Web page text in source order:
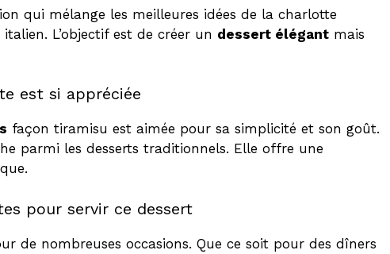
qui mélange les meilleures idées de la charlotte
L’objectif est de créer un dessert élégant mais
est si appréciée
façon tiramisu est aimée pour sa simplicité et son goût.
parmi les desserts traditionnels. Elle offre une
pour servir ce dessert
de nombreuses occasions. Que ce soit pour des dîners